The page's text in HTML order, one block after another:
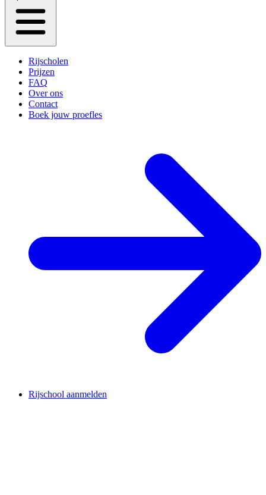
Rijscholen
Prijzen
FAQ
Over ons
Contact
Boek jouw proefles
Rijschool aanmelden